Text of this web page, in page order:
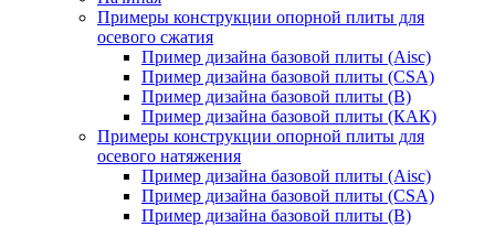
Примеры конструкции опорной плиты для
осевого сжатия
Пример дизайна базовой плиты (Aisc)
Пример дизайна базовой плиты (CSA)
Пример дизайна базовой плиты (В)
Пример дизайна базовой плиты (КАК)
Примеры конструкции опорной плиты для
осевого натяжения
Пример дизайна базовой плиты (Aisc)
Пример дизайна базовой плиты (CSA)
Пример дизайна базовой плиты (В)